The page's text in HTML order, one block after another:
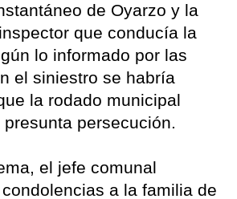
de Oyarzo y la
que conducía la
lo informado por las
el siniestro se habría
la rodado municipal
persecución.
el jefe comunal
a la familia de